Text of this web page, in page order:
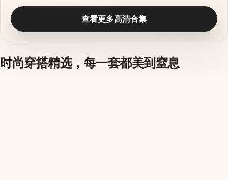
查看更多高清合集
时尚穿搭精选，每一套都美到窒息